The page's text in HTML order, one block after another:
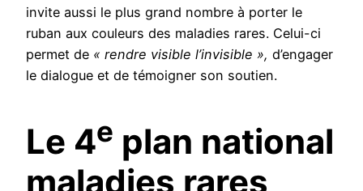
invite aussi le plus grand nombre à porter le
ruban aux couleurs des maladies rares. Celui-ci
permet de « rendre visible l’invisible », d’engager
le dialogue et de témoigner son soutien.
Le 4e plan national
maladies rares